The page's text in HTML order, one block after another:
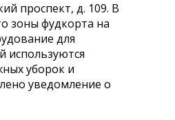
проспект, д. 109. В
зоны фудкорта на
для
используются
уборок и
уведомление о